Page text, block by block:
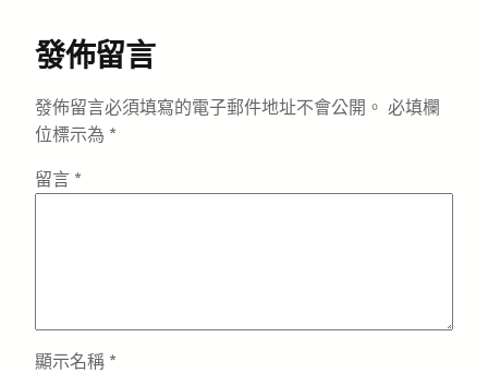
發佈留言
發佈留言必須填寫的電子郵件地址不會公開。 必填欄
位標示為 *
留言 *
顯示名稱 *